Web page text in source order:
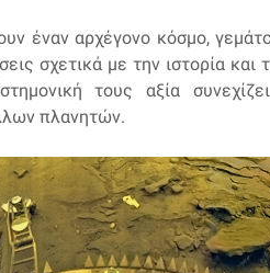
έναν αρχέγονο κόσμο,
σχετικά με την ιστορία και
τους αξία
πλανητών.